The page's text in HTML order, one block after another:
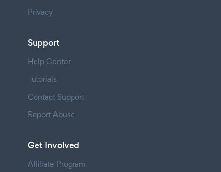
Privacy
Support
Help Center
Tutorials
Contact Support
Report Abuse
Get Involved
Affiliate Program